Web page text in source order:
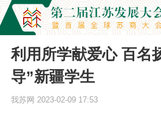
利用所学献爱心 百名
导”新疆学生
我苏网 2023-02-09 17:53